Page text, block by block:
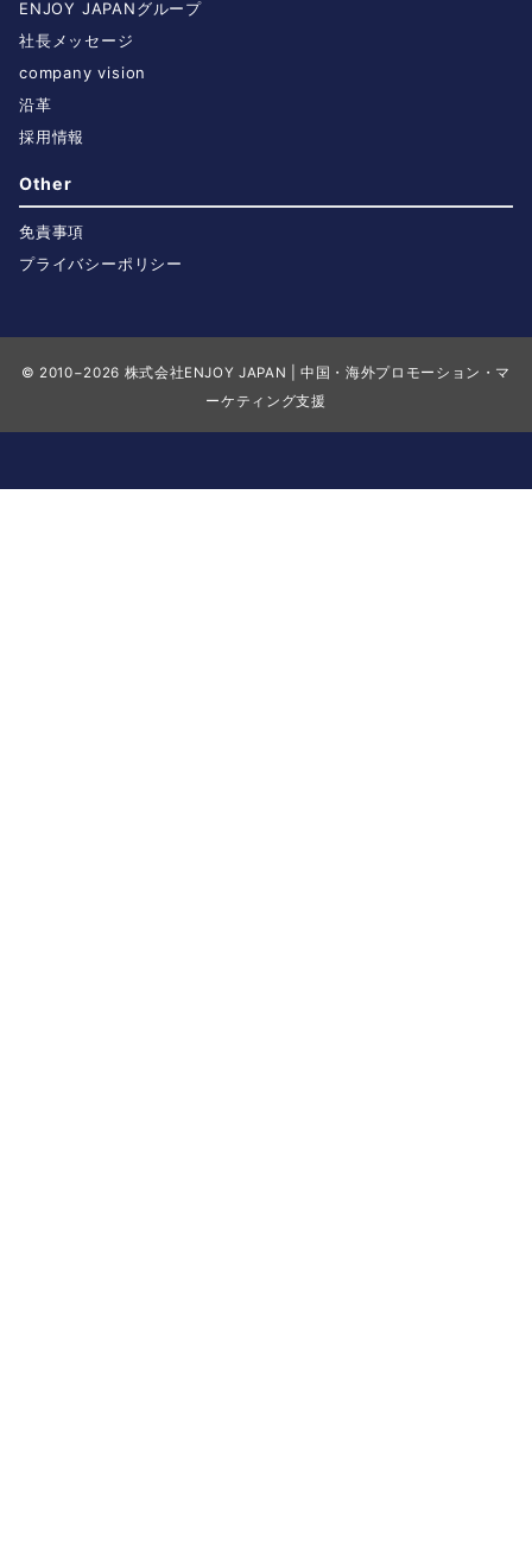
ENJOY JAPANグループ
社長メッセージ
company vision
沿革
採用情報
Other
免責事項
プライバシーポリシー
© 2010−2026 株式会社ENJOY JAPAN | 中国・海外プロモーション・マ
ーケティング支援